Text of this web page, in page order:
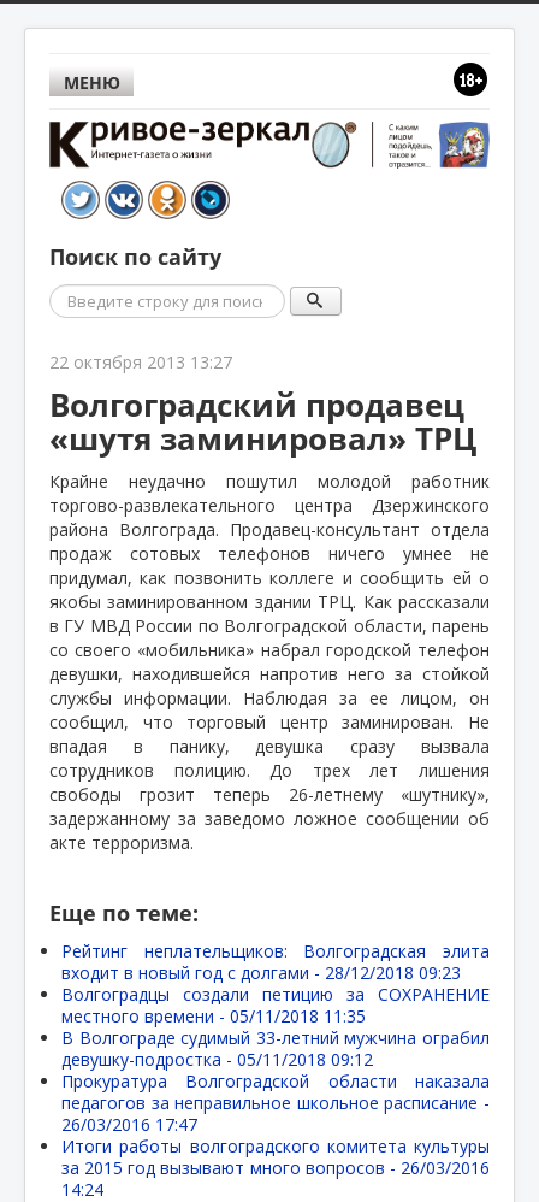
МЕНЮ
Поиск по сайту
Поиск
22 октября 2013 13:27
Волгоградский продавец
«шутя заминировал» ТРЦ
Крайне неудачно пошутил молодой работник
торгово-развлекательного центра Дзержинского
района Волгограда. Продавец-консультант отдела
продаж сотовых телефонов ничего умнее не
придумал, как позвонить коллеге и сообщить ей о
якобы заминированном здании ТРЦ. Как рассказали
в ГУ МВД России по Волгоградской области, парень
со своего «мобильника» набрал городской телефон
девушки, находившейся напротив него за стойкой
службы информации. Наблюдая за ее лицом, он
сообщил, что торговый центр заминирован. Не
впадая в панику, девушка сразу вызвала
сотрудников полицию. До трех лет лишения
свободы грозит теперь 26-летнему «шутнику»,
задержанному за заведомо ложное сообщении об
акте терроризма.
Еще по теме:
Рейтинг неплательщиков: Волгоградская элита
входит в новый год с долгами - 28/12/2018 09:23
Волгоградцы создали петицию за СОХРАНЕНИЕ
местного времени - 05/11/2018 11:35
В Волгограде судимый 33-летний мужчина ограбил
девушку-подростка - 05/11/2018 09:12
Прокуратура Волгоградской области наказала
педагогов за неправильное школьное расписание -
26/03/2016 17:47
Итоги работы волгоградского комитета культуры
за 2015 год вызывают много вопросов - 26/03/2016
14:24